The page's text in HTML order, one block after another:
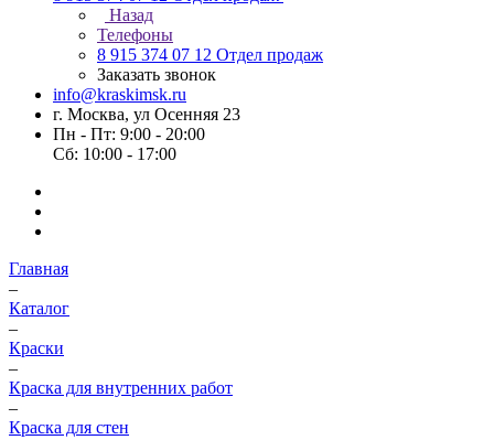
Назад
Телефоны
8 915 374 07 12 Отдел продаж
Заказать звонок
info@kraskimsk.ru
г. Москва, ул Осенняя 23
Пн - Пт: 9:00 - 20:00
Сб: 10:00 - 17:00
Главная
–
Каталог
–
Краски
–
Краска для внутренних работ
–
Краска для стен